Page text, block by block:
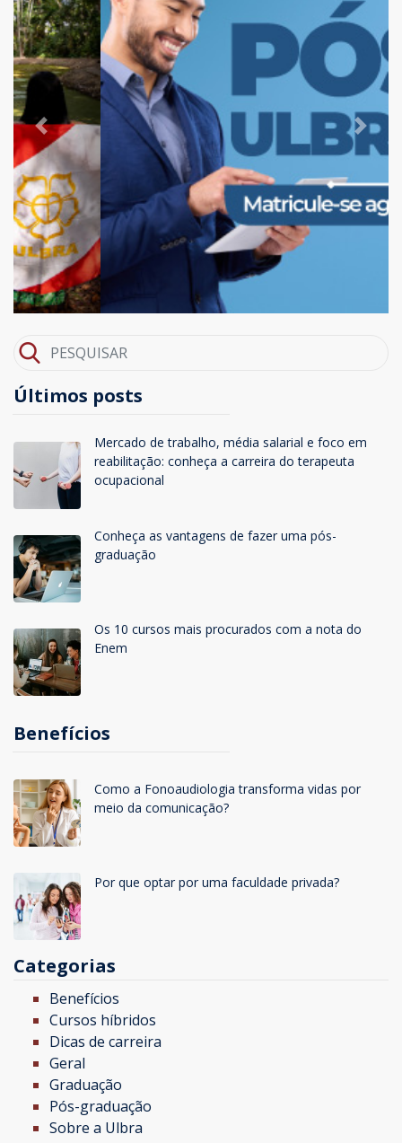
Previous Next
Últimos posts
Mercado de trabalho, média salarial e foco em
reabilitação: conheça a carreira do terapeuta
ocupacional
Conheça as vantagens de fazer uma pós-
graduação
Os 10 cursos mais procurados com a nota do
Enem
Benefícios
Como a Fonoaudiologia transforma vidas por
meio da comunicação?
Por que optar por uma faculdade privada?
Categorias
Benefícios
Cursos híbridos
Dicas de carreira
Geral
Graduação
Pós-graduação
Sobre a Ulbra